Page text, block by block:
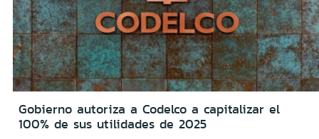
Gobierno autoriza a Codelco a capitalizar el
100% de sus utilidades de 2025